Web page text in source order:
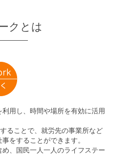
クとは
用し、時間や場所を有効に活用
ることで、就労先の事業所など
をすることができます。
、国民一人一人のライフステー